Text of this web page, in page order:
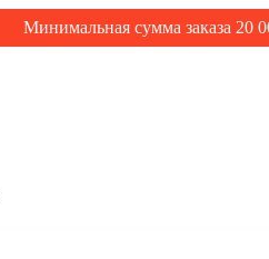
Минимальная сумма заказа 20